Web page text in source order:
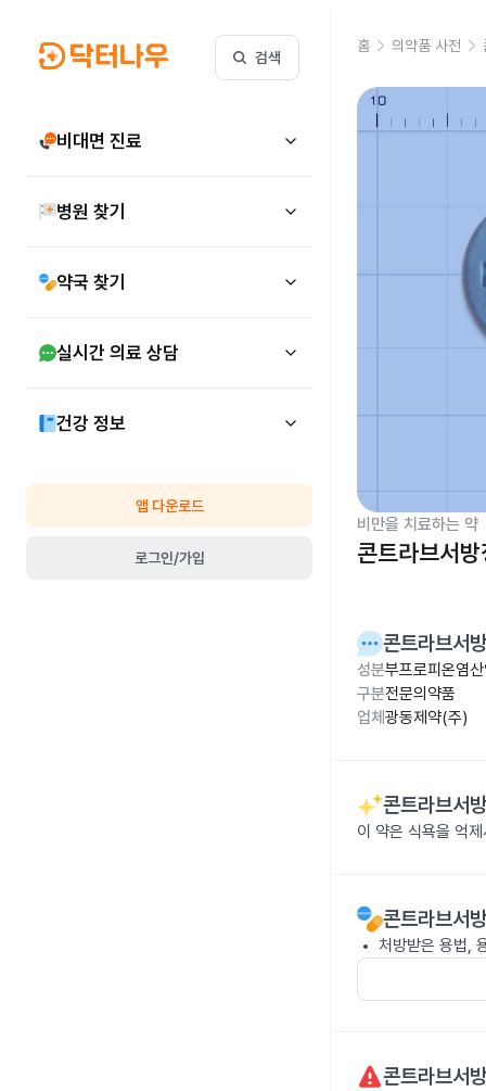
검색
비대면 진료
병원 찾기
약국 찾기
실시간 의료 상담
건강 정보
앱 다운로드
로그인/가입
홈 의약품 사전
비만을 치료하는 약
콘트라브서방
콘트라브서
성분부프로피온염
구분전문의약품
업체 광동제약(주)
콘트라브서
이 약은 식욕을 억
콘트라브서
처방받은 용법,
콘트라브서